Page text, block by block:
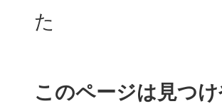
た
このページは見つ